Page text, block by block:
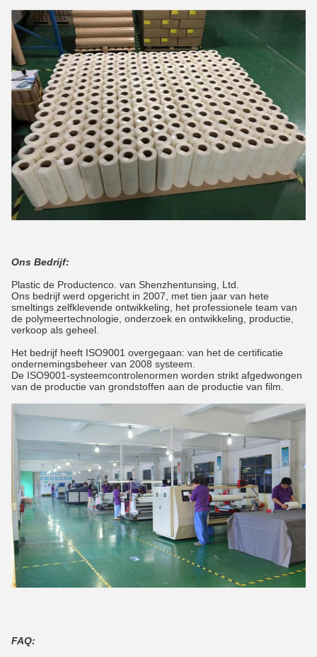
Ons Bedrijf:
Plastic de Productenco. van Shenzhentunsing, Ltd.
Ons bedrijf werd opgericht in 2007, met tien jaar van hete
smeltings zelfklevende ontwikkeling, het professionele team van
de polymeertechnologie, onderzoek en ontwikkeling, productie,
verkoop als geheel.
Het bedrijf heeft ISO9001 overgegaan: van het de certificatie
ondernemingsbeheer van 2008 systeem.
De ISO9001-systeemcontrolenormen worden strikt afgedwongen
van de productie van grondstoffen aan de productie van film.
FAQ: